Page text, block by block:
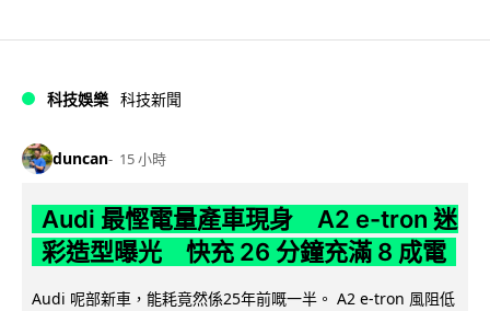
科技娛樂 科技新聞
duncan 15 小時
Audi 最慳電量產車現身 A2 e-tron 迷
彩造型曝光 快充 26 分鐘充滿 8 成電
Audi 呢部新車，能耗竟然係25年前嘅一半。 A2 e-tron 風阻低